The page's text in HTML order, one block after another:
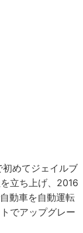
めてジェイルブ
立ち上げ、2016
動車を自動運転
でアップグレー